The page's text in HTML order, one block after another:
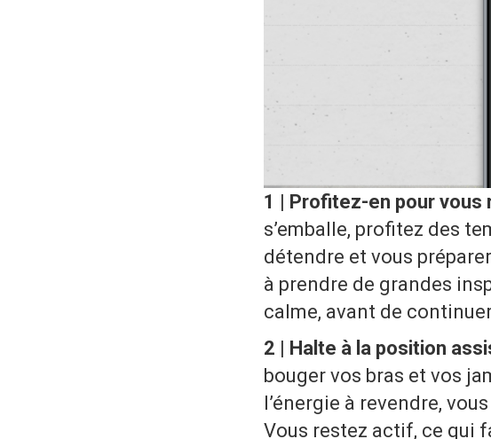
1 | Profitez-en pour vous
s’emballe, profitez des
détendre et vous
à prendre de grandes
calme, avant de
2 | Halte à la position
bouger vos bras et vos
l’énergie à revendre,
Vous restez actif, ce qui